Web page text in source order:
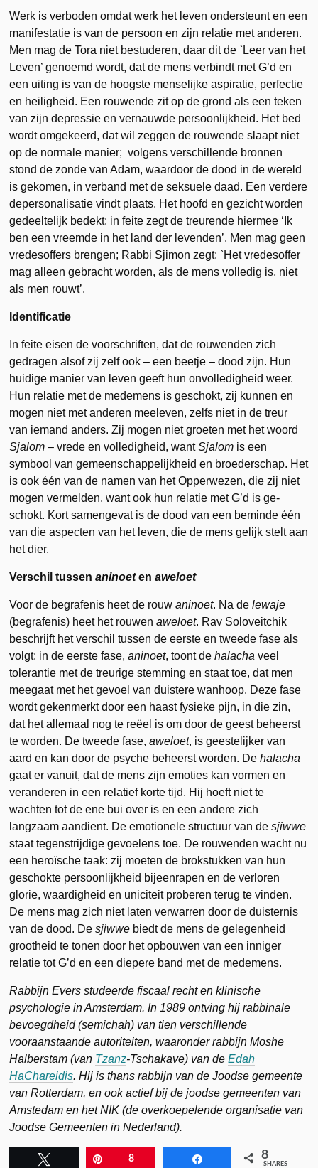
Werk is verboden omdat werk het leven ondersteunt en een
manifestatie is van de persoon en zijn relatie met anderen.
Men mag de Tora niet bestuderen, daar dit de `Leer van het
Leven’ genoemd wordt, dat de mens verbindt met G’d en
een uiting is van de hoogste menselijke aspiratie, perfectie
en heiligheid. Een rouwende zit op de grond als een teken
van zijn depressie en vernauwde persoonlijkheid. Het bed
wordt omgekeerd, dat wil zeggen de rouwende slaapt niet
op de normale manier; volgens verschillende bronnen
stond de zonde van Adam, waardoor de dood in de wereld
is gekomen, in verband met de seksuele daad. Een verdere
depersonalisatie vindt plaats. Het hoofd en gezicht worden
gedeeltelijk bedekt: in feite zegt de treurende hiermee ‘Ik
ben een vreemde in het land der levenden’. Men mag geen
vredesoffers brengen; Rabbi Sjimon zegt: `Het vredesoffer
mag alleen gebracht worden, als de mens volledig is, niet
als men rouwt’.
Identificatie
In feite eisen de voorschriften, dat de rouwenden zich
gedragen alsof zij zelf ook – een beetje – dood zijn. Hun
huidige manier van leven geeft hun onvolledigheid weer.
Hun relatie met de medemens is geschokt, zij kunnen en
mogen niet met anderen meeleven, zelfs niet in de treur
van iemand anders. Zij mogen niet groeten met het woord
Sjalom – vrede en volledigheid, wantSjalom is een
symbool van gemeenschappelijkheid en broederschap. Het
is ook één van de namen van het Opperwezen, die zij niet
mogen vermelden, want ook hun relatie met G’d is ge­
schokt. Kort samengevat is de dood van een beminde één
van die aspecten van het leven, die de mens gelijk stelt aan
het dier.
Verschil tussenaninoetenaweloet
Voor de begrafenis heet de rouwaninoet. Na delewaje
(begrafenis) heet het rouwenaweloet. Rav Soloveitchik
beschrijft het verschil tussen de eerste en tweede fase als
volgt: in de eerste fase,aninoet, toont dehalacha veel
tolerantie met de treurige stemming en staat toe, dat men
meegaat met het gevoel van duistere wanhoop. Deze fase
wordt gekenmerkt door een haast fysieke pijn, in die zin,
dat het allemaal nog te reëel is om door de geest beheerst
te worden. De tweede fase,aweloet, is geestelijker van
aard en kan door de psyche beheerst worden. Dehalacha
gaat er vanuit, dat de mens zijn emoties kan vormen en
veranderen in een relatief korte tijd. Hij hoeft niet te
wachten tot de ene bui over is en een andere zich
langzaam aandient. De emotionele structuur van desjiwwe
staat tegenstrijdige gevoelens toe. De rouwenden wacht nu
een heroïsche taak: zij moeten de brokstukken van hun
geschokte persoonlijkheid bijeenrapen en de verloren
glorie, waardigheid en uniciteit proberen terug te vinden.
De mens mag zich niet laten verwarren door de duisternis
van de dood. Desjiwwe biedt de mens de gelegenheid
grootheid te tonen door het opbouwen van een inniger
relatie tot G’d en een diepere band met de medemens.
Rabbijn Evers studeerde fiscaal recht en klinische
psychologie in Amsterdam. In 1989 ontving hij rabbinale
bevoegdheid (semichah) van tien verschillende
vooraanstaande autoriteiten, waaronder rabbijn Moshe
Halberstam (van Tzanz-Tschakave) van deEdah
HaChareidis. Hij is thans rabbijn van de Joodse gemeente
van Rotterdam, en ook actief bij de joodse gemeenten van
Amstedam en het NIK (de overkoepelende organisatie van
Joodse Gemeenten in Nederland).
8 8
SHARES